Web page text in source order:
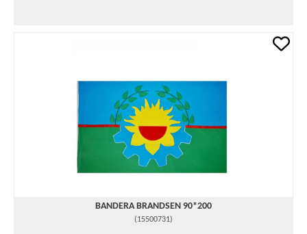
BANDERA BRANDSEN 90*200
(15500731)